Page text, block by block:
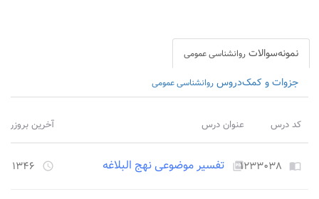
نمونه‌سوالات روانشناسی عمومی
جزوات و کمک‌دروس روانشناسی عمومی
کد درس عنوان درس آخرین
import_contacts ۱۲۳۳۰۳۸picture_as_pdf تفسیر موضوعی نهج البلاغه access_time ۱۳۴۶ روز قبل